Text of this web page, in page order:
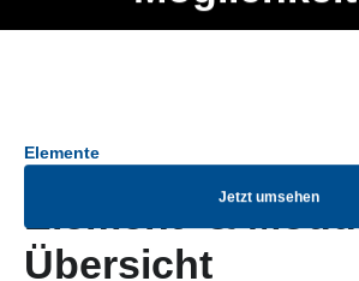
Jetzt umsehen
Elemente
Element- & Modul-
Übersicht